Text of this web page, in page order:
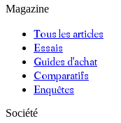
Magazine
Tous les articles
Essais
Guides d'achat
Comparatifs
Enquêtes
Société